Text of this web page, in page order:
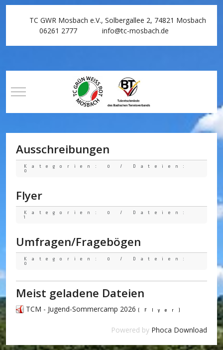
TC GWR Mosbach e.V., Solbergallee 2, 74821 Mosbach
06261 2777
info@tc-mosbach.de
Mobile Menu Toggle
Ausschreibungen
Kategorien: 0 /
Dateien:
0
Flyer
Kategorien: 0 /
Dateien:
1
Umfragen/Fragebögen
Kategorien: 0 /
Dateien:
0
Meist geladene Dateien
TCM - Jugend-Sommercamp 2026 (Flyer)
Powered by Phoca Download